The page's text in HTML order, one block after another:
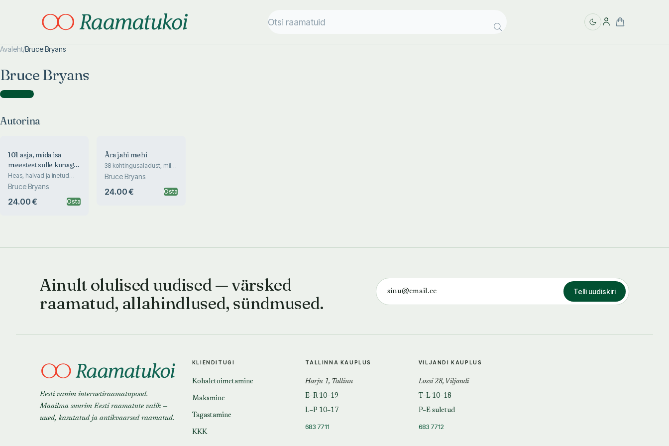
Avaleht/Bruce Bryans
Bruce Bryans
Autorina )
Autorina
101 asja, mida isa
meestest sulle kunagi
ei rääkinud
Heas, halvad ja inetud
asjad, mida mehed
naistest ning suhetest
arvavad
Bruce Bryans
24.00 € Osta
Ära jahi mehi
38 kohtingusaladust, mille
abil säilitada mehe huvi ja
vältida ummikusse viivaid
suhteid
Bruce Bryans
24.00 € Osta
Ainult olulised uudised — värsked
raamatud, allahindlused, sündmused.
Telli uudiskiri
Eesti vanim internetiraamatupood.
Maailma suurim Eesti raamatute valik —
uued, kasutatud ja antikvaarsed raamatud.
KLIENDITUGI
Kohaletoimetamine
Maksmine
Tagastamine
KKK
TALLINNA KAUPLUS
Harju 1, Tallinn
E–R 10–19
L–P 10–17
683 7711
VILJANDI KAUPLUS
Lossi 28, Viljandi
T–L 10–18
P–E suletud
683 7712